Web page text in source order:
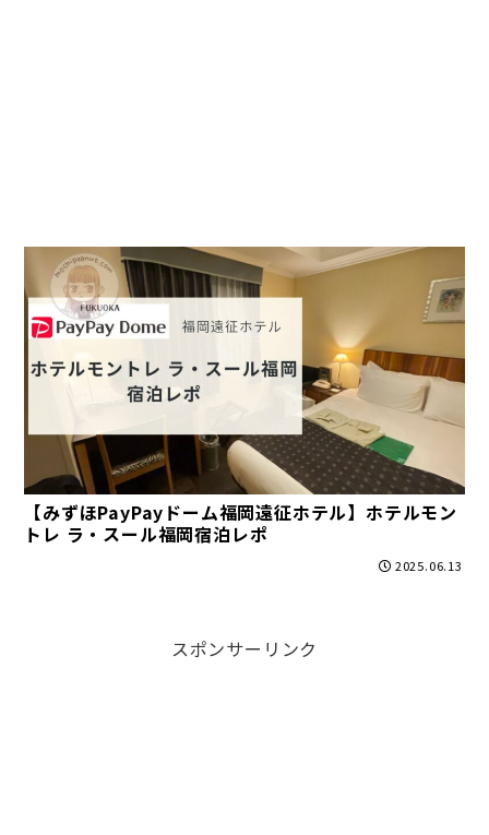
【みずほPayPayドーム福岡遠征ホテル】ホテルモン
トレ ラ・スール福岡宿泊レポ
2025.06.13
スポンサーリンク